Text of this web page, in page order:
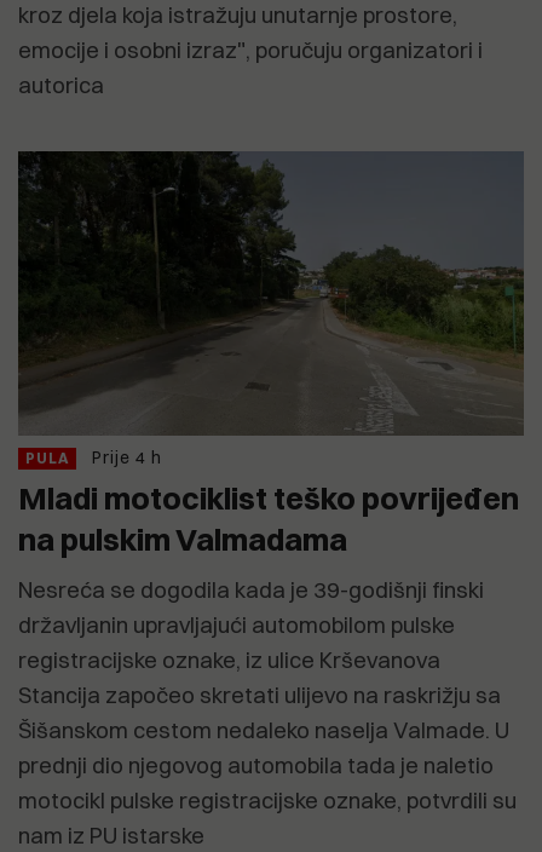
kroz djela koja istražuju unutarnje prostore,
emocije i osobni izraz", poručuju organizatori i
autorica
PULA Prije 4 h
Mladi motociklist teško povrijeđen
na pulskim Valmadama
Nesreća se dogodila kada je 39-godišnji finski
državljanin upravljajući automobilom pulske
registracijske oznake, iz ulice Krševanova
Stancija započeo skretati ulijevo na raskrižju sa
Šišanskom cestom nedaleko naselja Valmade. U
prednji dio njegovog automobila tada je naletio
motocikl pulske registracijske oznake, potvrdili su
nam iz PU istarske